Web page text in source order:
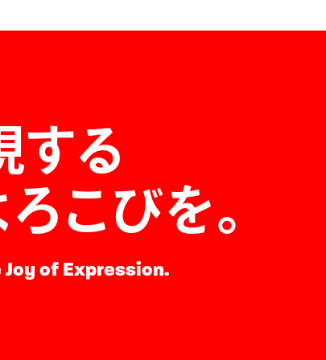
する
ろこびを。
Joy of Expression.